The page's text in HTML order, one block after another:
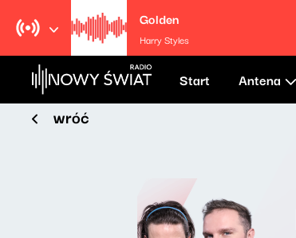
Golden
Harry Styles
Start Antena
wróć